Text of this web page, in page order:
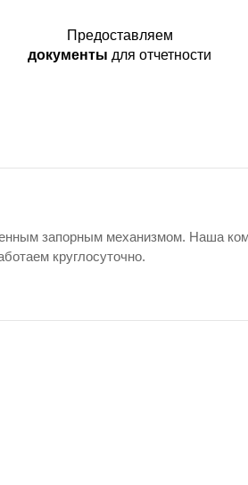
Предоставляем
документы для отчетности
запорным механизмом. Наша
круглосуточно.